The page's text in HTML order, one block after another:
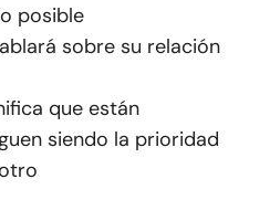
posible
sobre su relación
que están
siendo la prioridad